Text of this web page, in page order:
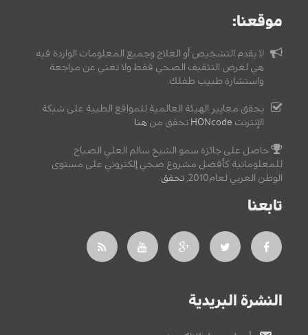
موقعنا:
لا يقدم التشخيص أو العلاج وجميع المعلومات الواردة فيه
هي لغرض التثقيف الصحي فقط ولا تغني عن مراجعة
واستشارة طبيب طفلك.
يحقق معايير الهيئة العالمية للمواقع الطبية على شبكة
الإنترنت HONcode تحقق من هنا
حاصل على جائزة سمو الشيخ سالم العلي الصباح
للمعلوماتية كأفضل مشروع صحي إلكتروني على مستوى
الوطن العربي لعام2010,
تحقق.
تابعنا
النشرة البريدية